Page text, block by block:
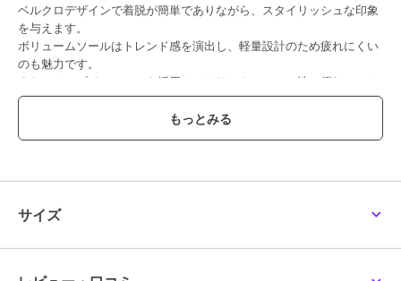
ベルクロデザインで着脱が簡単でありながら、スタイリッシュな印象
を与えます。
ボリュームソールはトレンド感を演出し、軽量設計のため疲れにくい
のも魅力です。
また、カップインソールを採用しており、クッション性に優れている
ため、快適な履き心地を実現しています。
ベルクロ、踵箇所にはキラキラとしたグリッターが施され、遊び心を
感じさせつつも洗練された印象を与え、きれいめなスタイルにも合わ
【サイズ感】
普段23.5cmを履いているスタッフでMサイズでジャストでした。
サイズ